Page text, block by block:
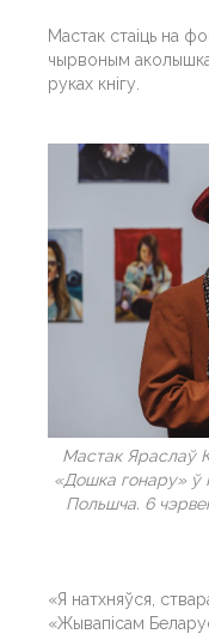
Мастак стаіць на
чырвоным
руках кнігу.
Мастак Яраслаў
«Дошка гонару» ў
Польшча. 6
«Я натхняўся,
«Жывапісам